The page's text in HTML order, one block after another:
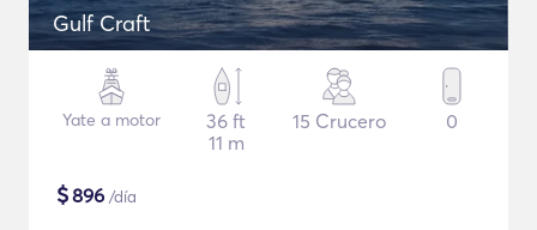
Gulf Craft
Yate a motor
36 ft
11 m
15 Crucero 0
$896 /día